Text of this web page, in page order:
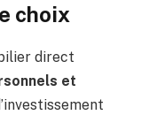
choix
direct
et